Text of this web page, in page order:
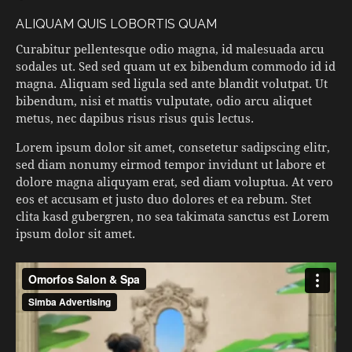
ALIQUAM QUIS LOBORTIS QUAM
Curabitur pellentesque odio magna, id malesuada arcu
sodales ut. Sed sed quam ut ex bibendum commodo id id
magna. Aliquam sed ligula sed ante blandit volutpat. Ut
bibendum, nisi et mattis vulputate, odio arcu aliquet
metus, nec dapibus risus risus quis lectus.
Lorem ipsum dolor sit amet, consetetur sadipscing elitr,
sed diam nonumy eirmod tempor invidunt ut labore et
dolore magna aliquyam erat, sed diam voluptua. At vero
eos et accusam et justo duo dolores et ea rebum. Stet
clita kasd gubergren, no sea takimata sanctus est Lorem
ipsum dolor sit amet.